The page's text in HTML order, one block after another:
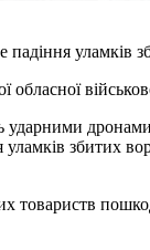
падіння уламків
ударними
збитих
товариств